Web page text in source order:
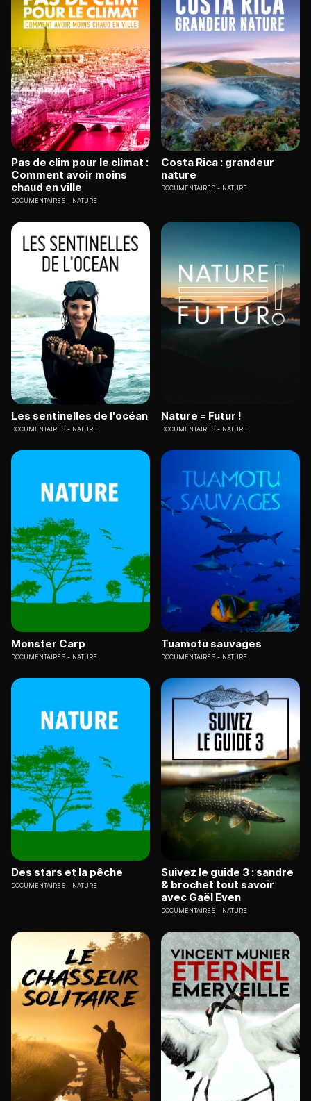
Pas de clim pour le climat :
Comment avoir moins
chaud en ville
DOCUMENTAIRES NATURE
Costa Rica : grandeur
nature
DOCUMENTAIRES NATURE
Les sentinelles de l'océan
DOCUMENTAIRES NATURE
Nature = Futur !
DOCUMENTAIRES NATURE
Monster Carp
DOCUMENTAIRES NATURE
Tuamotu sauvages
DOCUMENTAIRES NATURE
Des stars et la pêche
DOCUMENTAIRES NATURE
Suivez le guide 3 : sandre
& brochet tout savoir
avec Gaël Even
DOCUMENTAIRES NATURE